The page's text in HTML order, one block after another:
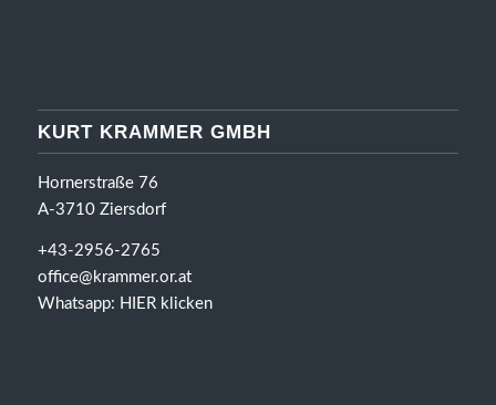
KURT KRAMMER GMBH
Hornerstraße 76
A-3710 Ziersdorf
+43-2956-2765
office@krammer.or.at
Whatsapp: HIER klicken